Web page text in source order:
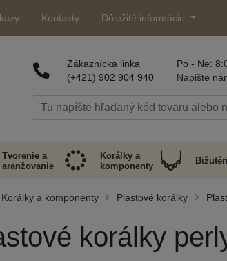
Kontakty Dôležité informácie
Zákaznícka linka
(+421) 902 904 940
Po - Ne:
Napište
Tvorenie a
aranžovanie
Korálky a
komponenty
Korálky a komponenty Plastové korálky
korálky